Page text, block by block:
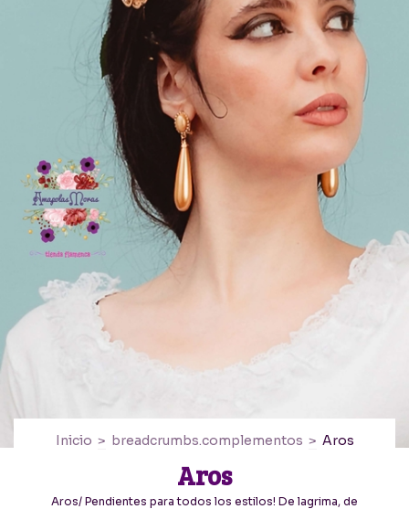
Inicio > breadcrumbs.complementos > Aros
Aros
Aros/ Pendientes para todos los estilos! De lagrima, de